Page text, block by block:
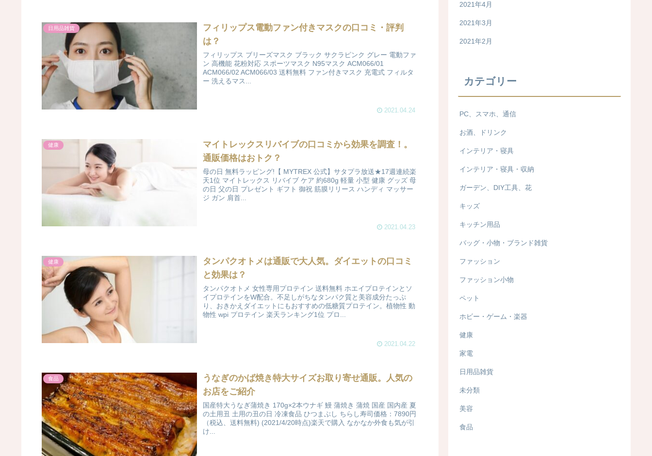
日用品雑貨
フィリップス電動ファン付きマスクの口コミ・評判
は？
フィリップス ブリーズマスク ブラック サクラピンク グレー 電動ファ
ン 高機能 花粉対応 スポーツマスク N95マスク ACM066/01
ACM066/02 ACM066/03 送料無料 ファン付きマスク 充電式 フィルタ
ー 洗えるマス...
2021.04.24
健康
マイトレックスリバイブの口コミから効果を調査！。
通販価格はおトク？
母の日 無料ラッピング!【 MYTREX 公式】サタプラ放送★17週連続楽
天1位 マイトレックス リバイブ ケア 約680g 軽量 小型 健康 グッズ 母
の日 父の日 プレゼント ギフト 御祝 筋膜リリース ハンディ マッサー
ジ ガン 肩首...
2021.04.23
健康
タンパクオトメは通販で大人気。ダイエットの口コミ
と効果は？
タンパクオトメ 女性専用プロテイン 送料無料 ホエイプロテインとソ
イプロテインをW配合。不足しがちなタンパク質と美容成分たっぷ
り、おきかえダイエットにもおすすめの低糖質プロテイン。植物性 動
物性 wpi プロテイン 楽天ランキング1位 プロ...
2021.04.22
食品
うなぎのかば焼き特大サイズお取り寄せ通販。人気の
お店をご紹介
国産特大うなぎ蒲焼き 170g×2本ウナギ 鰻 蒲焼き 蒲焼 国産 国内産 夏
の土用丑 土用の丑の日 冷凍食品 ひつまぶし ちらし寿司価格：7890円
（税込、送料無料) (2021/4/20時点)楽天で購入 なかなか外食も気が引
け...
2021年4月
2021年3月
2021年2月
カテゴリー
PC、スマホ、通信
お酒、ドリンク
インテリア・寝具
インテリア・寝具・収納
ガーデン、DIY工具、花
キッズ
キッチン用品
バッグ・小物・ブランド雑貨
ファッション
ファッション小物
ペット
ホビー・ゲーム・楽器
健康
家電
日用品雑貨
未分類
美容
食品